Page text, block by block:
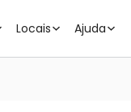
Locais Ajuda